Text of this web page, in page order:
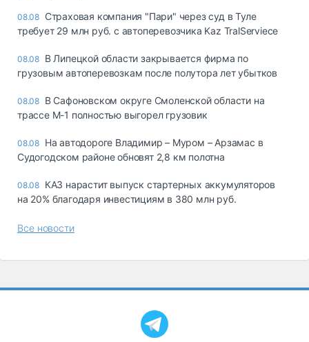
08.08 Страховая компания "Пари" через суд в Туле
требует 29 млн руб. с автоперевозчика Kaz TralServiece
08.08 В Липецкой области закрывается фирма по
грузовым автоперевозкам после полутора лет убытков
08.08 В Сафоновском округе Смоленской области на
трассе М-1 полностью выгорел грузовик
08.08 На автодороге Владимир – Муром – Арзамас в
Судогодском районе обновят 2,8 км полотна
08.08 КАЗ нарастит выпуск стартерных аккумуляторов
на 20% благодаря инвестициям в 380 млн руб.
Все новости